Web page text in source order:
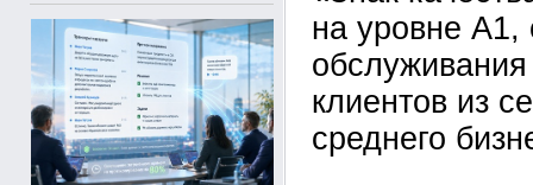
на уровне А1,
клиентов из
среднего